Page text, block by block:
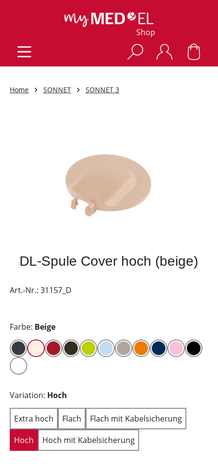
Shop
Home SONNET SONNET 3
DL-Spule Cover hoch (beige)
Art.-Nr.: 31157_D
Farbe: Beige
Variation: Hoch
Extra hoch Flach
Flach mit Kabelsicherung
Hoch
Hoch mit Kabelsicherung